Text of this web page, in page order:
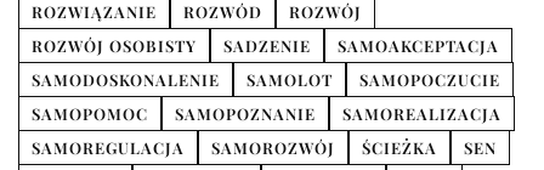
ROZWIĄZANIE
ROZWÓD
ROZWÓJ
ROZWÓJ OSOBISTY
SADZENIE
SAMOAKCEPTACJA
SAMODOSKONALENIE
SAMOLOT
SAMOPOCZUCIE
SAMOPOMOC
SAMOPOZNANIE
SAMOREALIZACJA
SAMOREGULACJA
SAMOROZWÓJ ŚCIEŻKA
SEN